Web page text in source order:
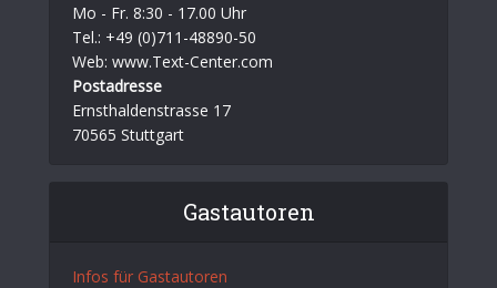
Mo - Fr. 8:30 - 17.00 Uhr
Tel.: +49 (0)711-48890-50
Web: www.Text-Center.com
Postadresse
Ernsthaldenstrasse 17
70565 Stuttgart
Gastautoren
Infos für Gastautoren